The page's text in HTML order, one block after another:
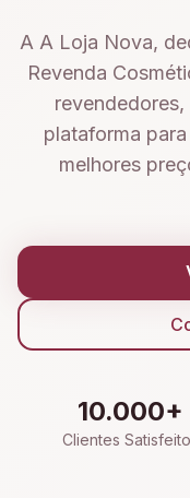
A A Loja Nova,
Revenda
plataforma
melhores
10.000+
Clientes